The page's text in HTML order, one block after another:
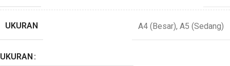
UKURAN A4 (Besar), A5 (Sedang)
UKURAN